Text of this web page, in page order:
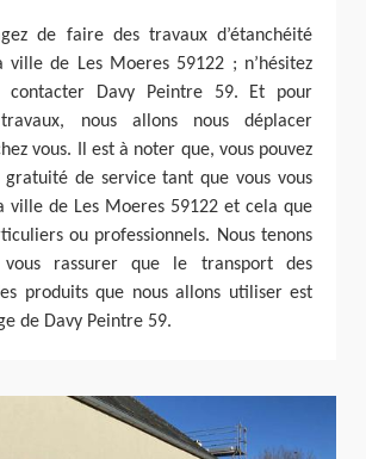
de faire des travaux d’étanchéité
ville de Les Moeres 59122 ; n’hésitez
contacter Davy Peintre 59. Et pour
nous allons nous déplacer
vous. Il est à noter que, vous pouvez
de service tant que vous vous
ville de Les Moeres 59122 et cela que
ou professionnels. Nous tenons
rassurer que le transport des
produits que nous allons utiliser est
de Davy Peintre 59.